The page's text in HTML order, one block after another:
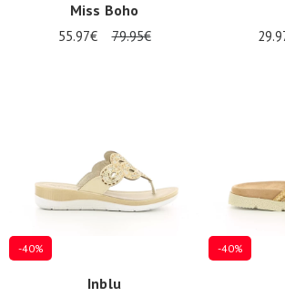
Miss Boho
55.97€ 79.95€
-40%
Inblu
-40%